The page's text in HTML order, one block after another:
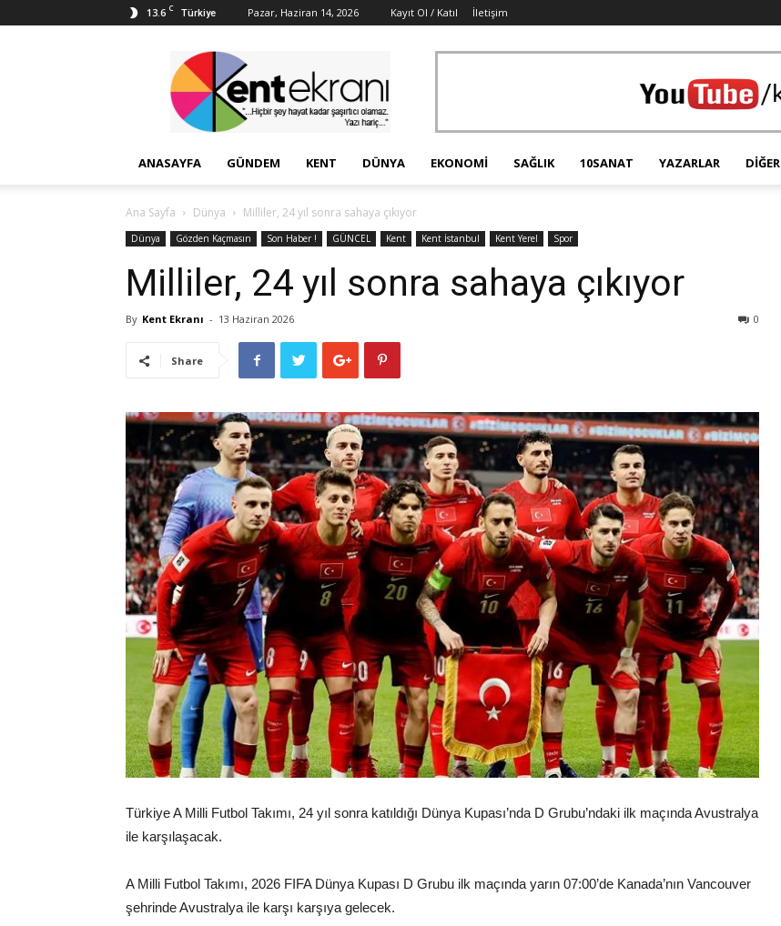
13.6 C Türkiye Pazar, Haziran 14, 2026 Kayıt Ol / Katıl İletişim
Ekranı
ANASAYFA GÜNDEM KENT DÜNYA EKONOMI SAĞLIK 10SANAT YAZARLAR DIĞER
Ana Sayfa Dünya Milliler, 24 yıl sonra sahaya çıkıyor
Dünya Gözden Kaçmasın Son Haber ! GÜNCEL Kent Kent İstanbul Kent Yerel Spor
Milliler, 24 yıl sonra sahaya çıkıyor
By Kent Ekranı - 13 Haziran 2026 0
Share
Türkiye A Milli Futbol Takımı, 24 yıl sonra katıldığı Dünya Kupası’nda D Grubu’ndaki ilk maçında Avustralya
ile karşılaşacak.
A Milli Futbol Takımı, 2026 FIFA Dünya Kupası D Grubu ilk maçında yarın 07:00’de Kanada’nın Vancouver
şehrinde Avustralya ile karşı karşıya gelecek.